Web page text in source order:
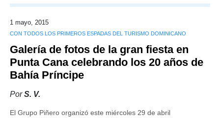
1 mayo, 2015
CON TODOS LOS PRIMEROS ESPADAS DEL TURISMO DOMINICANO
Galería de fotos de la gran fiesta en
Punta Cana celebrando los 20 años de
Bahía Príncipe
PorS. V.
El Grupo Piñero organizó este miércoles 29 de abril